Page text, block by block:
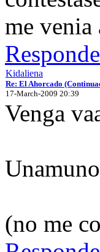
me venia
Kidaliena
Re: El Ahorcado
17-March-2009 20:39
Venga
(no me